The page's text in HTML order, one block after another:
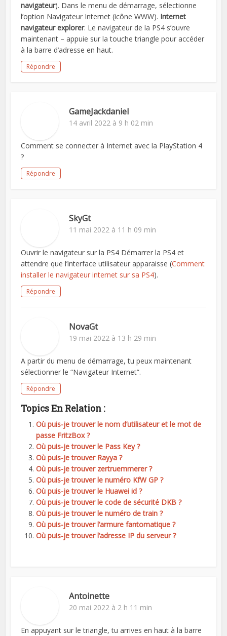
navigateur). Dans le menu de démarrage, sélectionne
l’option Navigateur Internet (icône WWW). Internet
navigateur explorer. Le navigateur de la PS4 s’ouvre
maintenant – appuie sur la touche triangle pour accéder
à la barre d’adresse en haut.
Répondre
GameJackdaniel
14 avril 2022 à 9 h 02 min
Comment se connecter à Internet avec la PlayStation 4
?
Répondre
SkyGt
11 mai 2022 à 11 h 09 min
Ouvrir le navigateur sur la PS4 Démarrer la PS4 et
attendre que l’interface utilisateur apparaisse (Comment
installer le navigateur internet sur sa PS4).
Répondre
NovaGt
19 mai 2022 à 13 h 29 min
A partir du menu de démarrage, tu peux maintenant
sélectionner le “Navigateur Internet”.
Répondre
Topics En Relation :
Où puis-je trouver le nom d’utilisateur et le mot de
passe FritzBox ?
Où puis-je trouver le Pass Key ?
Où puis-je trouver Rayya ?
Où puis-je trouver zertruemmerer ?
Où puis-je trouver le numéro KfW GP ?
Où puis-je trouver le Huawei id ?
Où puis-je trouver le code de sécurité DKB ?
Où puis-je trouver le numéro de train ?
Où puis-je trouver l’armure fantomatique ?
Où puis-je trouver l’adresse IP du serveur ?
Antoinette
20 mai 2022 à 2 h 11 min
En appuyant sur le triangle, tu arrives en haut à la barre